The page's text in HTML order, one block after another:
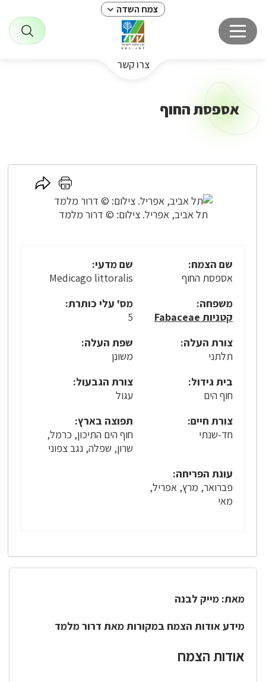
צמח השדה
צרו קשר
אספסת החוף
תל אביב, אפריל. צילום: © דרור מלמד
לחץ
לחץ
כאן
לשיתוף
שם הצמח:
אספסת החוף
שם מדעי:
Medicago littoralis
משפחה:
קטניות Fabaceae
מס' עלי כותרת:
5
צורת העלה:
תלתני
שפת העלה:
משונן
בית גידול:
חוף הים
צורת הגבעול:
עגול
צורת חיים:
חד-שנתי
תפוצה בארץ:
חוף הים התיכון, כרמל,
שרון, שפלה, נגב צפוני
עונת הפריחה:
פברואר, מרץ, אפריל,
מאי
מאת: מייק לבנה
מידע אודות הצמח במקורות מאת דרור מלמד
אודות הצמח